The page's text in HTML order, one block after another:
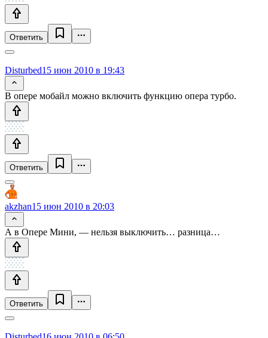
Ответить
Disturbed15 июн 2010 в 19:43
В опере мобайл можно включить функцию опера турбо.
Ответить
akzhan15 июн 2010 в 20:03
А в Опере Мини, — нельзя выключить… разница…
Ответить